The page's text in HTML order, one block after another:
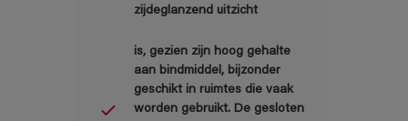
zijdeglanzend uitzicht
is, gezien zijn hoog gehalte
aan bindmiddel, bijzonder
geschikt in ruimtes die vaak
worden gebruikt. De gesloten